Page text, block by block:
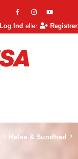
Log Ind eller Registrer
Helse & Sundhed